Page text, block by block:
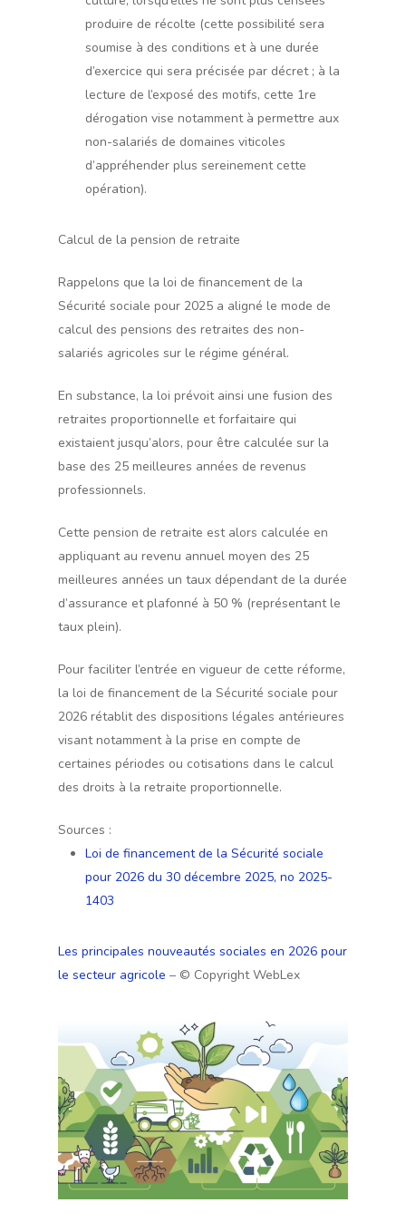
produire de récolte (cette possibilité sera
soumise à des conditions et à une durée
d’exercice qui sera précisée par décret ; à la
lecture de l’exposé des motifs, cette 1re
dérogation vise notamment à permettre aux
non-salariés de domaines viticoles
d’appréhender plus sereinement cette
opération).
Calcul de la pension de retraite
Rappelons que la loi de financement de la
Sécurité sociale pour 2025 a aligné le mode de
calcul des pensions des retraites des non-
salariés agricoles sur le régime général.
En substance, la loi prévoit ainsi une fusion des
retraites proportionnelle et forfaitaire qui
existaient jusqu’alors, pour être calculée sur la
base des 25 meilleures années de revenus
professionnels.
Cette pension de retraite est alors calculée en
appliquant au revenu annuel moyen des 25
meilleures années un taux dépendant de la durée
d’assurance et plafonné à 50 % (représentant le
taux plein).
Pour faciliter l’entrée en vigueur de cette réforme,
la loi de financement de la Sécurité sociale pour
2026 rétablit des dispositions légales antérieures
visant notamment à la prise en compte de
certaines périodes ou cotisations dans le calcul
des droits à la retraite proportionnelle.
Sources :
Loi de financement de la Sécurité sociale
pour 2026 du 30 décembre 2025, no 2025-
1403
Les principales nouveautés sociales en 2026 pour
le secteur agricole – © Copyright WebLex